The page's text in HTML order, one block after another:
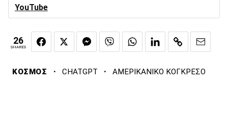
YouTube
26
SHARES
ΚΟΣΜΟΣ · CHATGPT · ΑΜΕΡΙΚΑΝΙΚΟ ΚΟΓΚΡΕΣΟ